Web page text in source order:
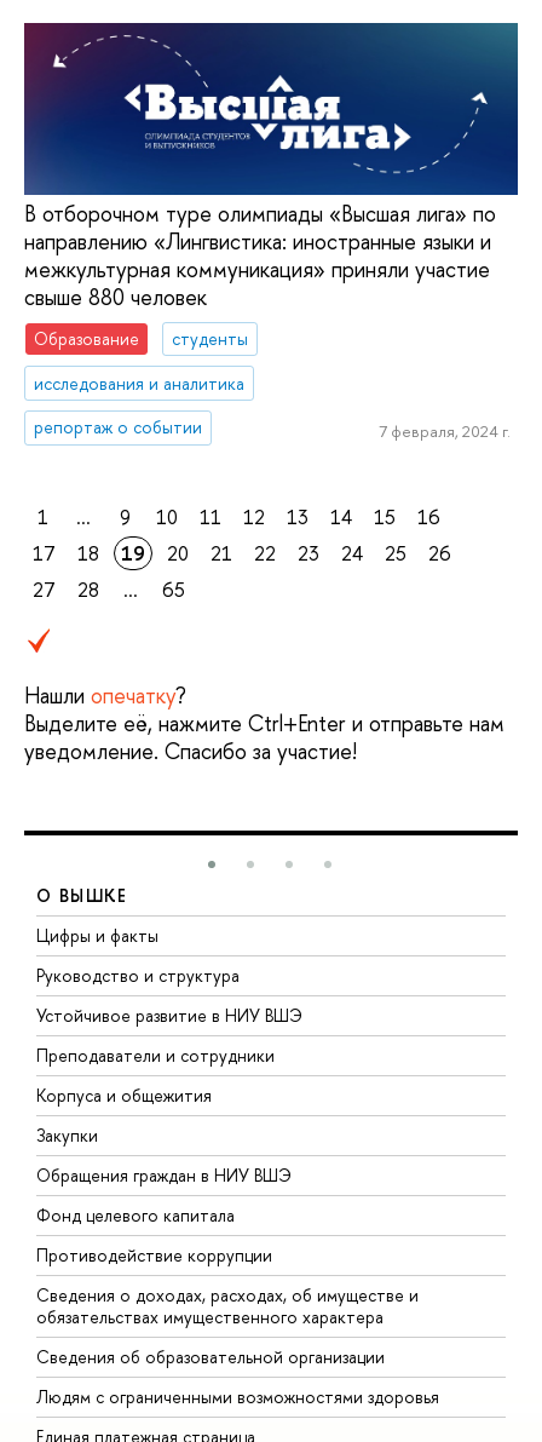
В отборочном туре олимпиады «Высшая лига» по
направлению «Лингвистика: иностранные языки и
межкультурная коммуникация» приняли участие
свыше 880 человек
Образование
студенты
исследования и аналитика
репортаж о событии
7 февраля, 2024 г.
1 ... 9 10 11 12 13 14 15
16
17
18 19 20 21 22 23 24 25
26
27
28 ... 65
Нашли опечатку?
Выделите её, нажмите Ctrl+Enter и отправьте нам
уведомление. Спасибо за участие!
О ВЫШКЕ
Цифры и факты
Руководство и структура
Устойчивое развитие в НИУ ВШЭ
Преподаватели и сотрудники
Корпуса и общежития
Закупки
Обращения граждан в НИУ ВШЭ
Фонд целевого капитала
Противодействие коррупции
Сведения о доходах, расходах, об имуществе и
обязательствах имущественного характера
Сведения об образовательной организации
Людям с ограниченными возможностями здоровья
Единая платежная страница